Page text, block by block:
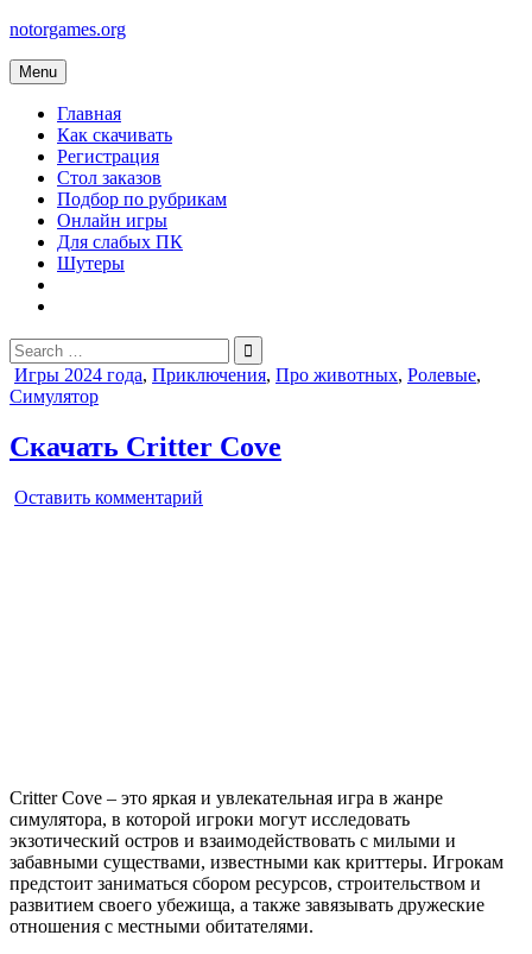
Skip
content
notorgames.org
Menu
Главная
Как скачивать
Регистрация
Стол заказов
Подбор по рубрикам
Онлайн игры
Для слабых ПК
Шутеры
Search
for:
Posted
in
Игры 2024 года, Приключения, Про животных, Ролевые,
Симулятор
Скачать Critter Cove
Оставить комментарий
Critter Cove – это яркая и увлекательная игра в жанре
симулятора, в которой игроки могут исследовать
экзотический остров и взаимодействовать с милыми и
забавными существами, известными как криттеры. Игрокам
предстоит заниматься сбором ресурсов, строительством и
развитием своего убежища, а также завязывать дружеские
отношения с местными обитателями.